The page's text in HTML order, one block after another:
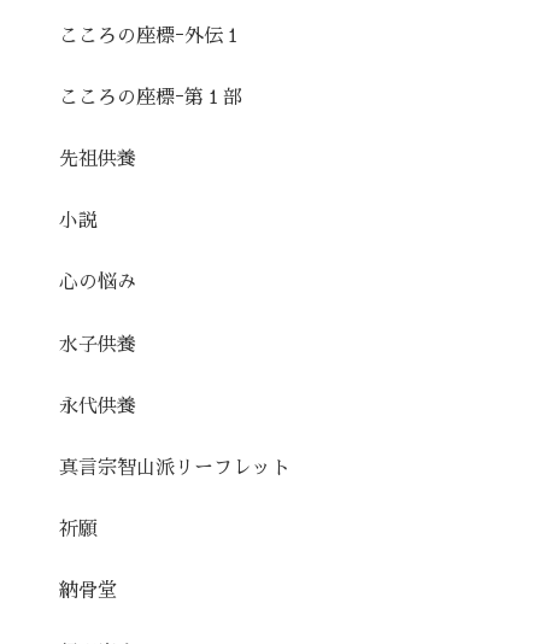
こころの座標ｰ外伝１
こころの座標ｰ第１部
先祖供養
小説
心の悩み
水子供養
永代供養
真言宗智山派リーフレット
祈願
納骨堂